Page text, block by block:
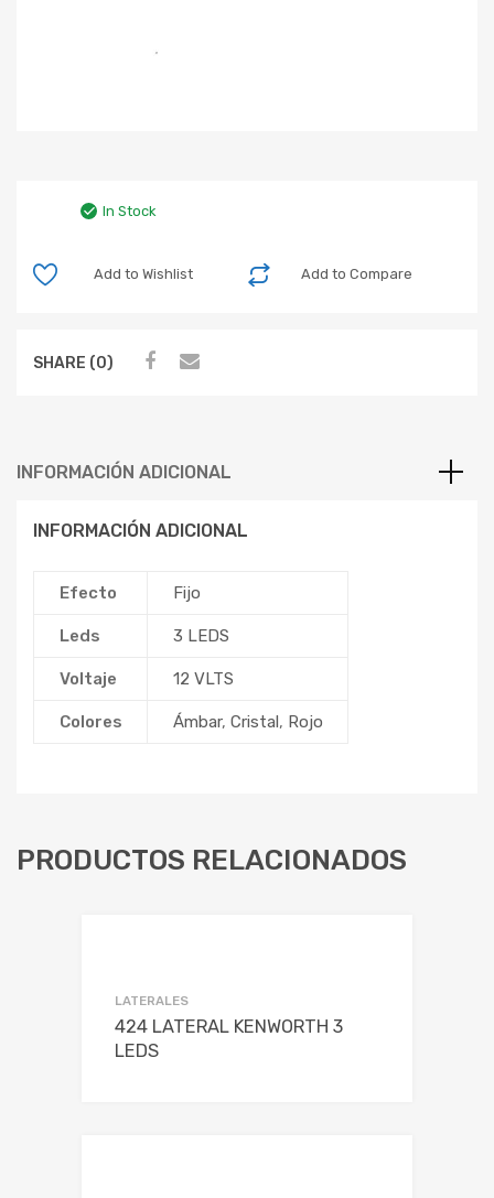
In Stock
Add to Compare
Add to Wishlist
SHARE (0)
INFORMACIÓN ADICIONAL
INFORMACIÓN ADICIONAL
Efecto Fijo
Leds 3 LEDS
Voltaje 12 VLTS
Colores Ámbar, Cristal, Rojo
PRODUCTOS RELACIONADOS
LATERALES
424 LATERAL KENWORTH 3
LEDS